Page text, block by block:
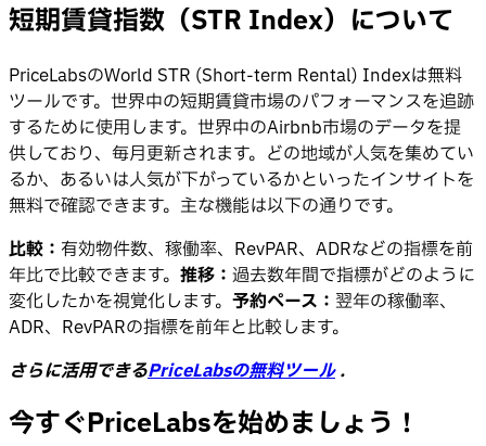
短期賃貸指数（STR Index）について
PriceLabsのWorld STR (Short-term Rental) Indexは無料
ツールです。世界中の短期賃貸市場のパフォーマンスを追跡
するために使用します。世界中のAirbnb市場のデータを提
供しており、毎月更新されます。どの地域が人気を集めてい
るか、あるいは人気が下がっているかといったインサイトを
無料で確認できます。主な機能は以下の通りです。
比較： 有効物件数、稼働率、RevPAR、ADRなどの指標を前
年比で比較できます。 推移： 過去数年間で指標がどのように
変化したかを視覚化します。 予約ペース： 翌年の稼働率、
ADR、RevPARの指標を前年と比較します。
さらに活用できるPriceLabsの無料ツール.
今すぐPriceLabsを始めましょう！